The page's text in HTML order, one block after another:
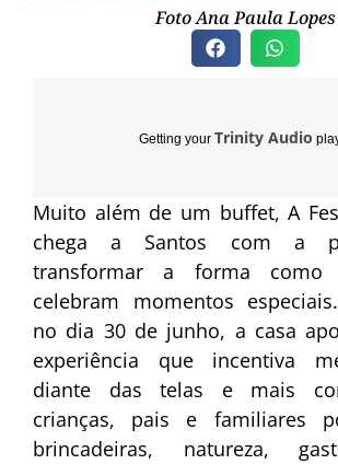
Foto Ana Paula Lopes
Getting your Trinity Audio
Muito além de um buffet, A
chega a Santos com a
transformar a forma como
celebram momentos
no dia 30 de junho, a casa
experiência que incentiva
diante das telas e mais
crianças, pais e familiares
brincadeiras, natureza,